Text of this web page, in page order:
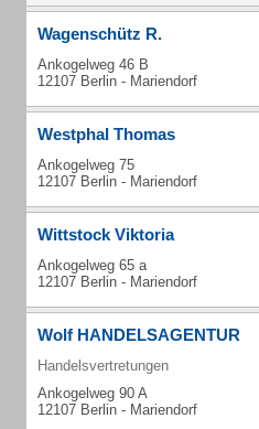
Wagenschütz R.
Ankogelweg 46 B
12107 Berlin - Mariendorf
Westphal Thomas
Ankogelweg 75
12107 Berlin - Mariendorf
Wittstock Viktoria
Ankogelweg 65 a
12107 Berlin - Mariendorf
Wolf HANDELSAGENTUR
Handelsvertretungen
Ankogelweg 90 A
12107 Berlin - Mariendorf